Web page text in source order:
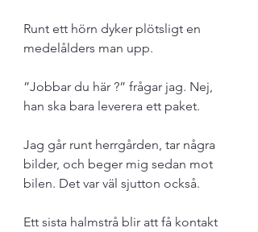
Runt ett hörn dyker plötsligt en
medelålders man upp.
”Jobbar du här ?” frågar jag. Nej,
han ska bara leverera ett paket.
Jag går runt herrgården, tar några
bilder, och beger mig sedan mot
bilen. Det var väl sjutton också.
Ett sista halmstrå blir att få kontakt